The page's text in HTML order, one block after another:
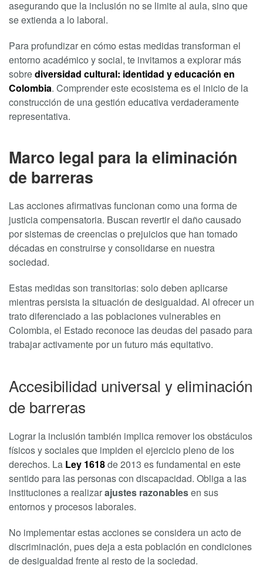
asegurando que la inclusión no se limite al aula, sino que
se extienda a lo laboral.
Para profundizar en cómo estas medidas transforman el
entorno académico y social, te invitamos a explorar más
sobrediversidad cultural: identidad y educación en
Colombia. Comprender este ecosistema es el inicio de la
construcción de una gestión educativa verdaderamente
representativa.
Marco legal para la eliminación
de barreras
Las acciones afirmativas funcionan como una forma de
justicia compensatoria. Buscan revertir el daño causado
por sistemas de creencias o prejuicios que han tomado
décadas en construirse y consolidarse en nuestra
sociedad.
Estas medidas son transitorias: solo deben aplicarse
mientras persista la situación de desigualdad. Al ofrecer un
trato diferenciado a las poblaciones vulnerables en
Colombia, el Estado reconoce las deudas del pasado para
trabajar activamente por un futuro más equitativo.
Accesibilidad universal y eliminación
de barreras
Lograr la inclusión también implica remover los obstáculos
físicos y sociales que impiden el ejercicio pleno de los
derechos. La Ley 1618de 2013 es fundamental en este
sentido para las personas con discapacidad. Obliga a las
instituciones a realizarajustes razonablesen sus
entornos y procesos laborales.
No implementar estas acciones se considera un acto de
discriminación, pues deja a esta población en condiciones
de desigualdad frente al resto de la sociedad.